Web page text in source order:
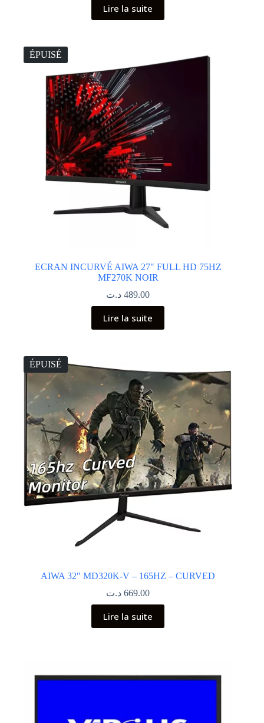
Lire la suite
ÉPUISÉ
ECRAN INCURVÉ AIWA 27″ FULL HD 75HZ
MF270K NOIR
489.00 د.ت
Lire la suite
ÉPUISÉ
AIWA 32″ MD320K-V – 165HZ – CURVED
669.00 د.ت
Lire la suite